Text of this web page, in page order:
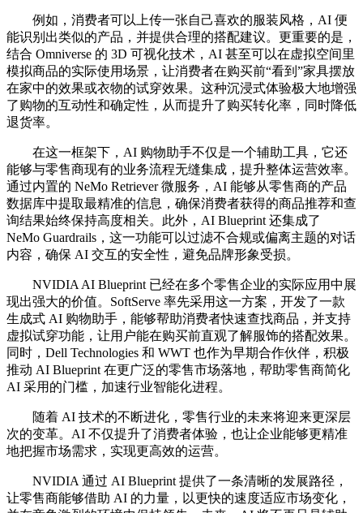
例如，消费者可以上传一张自己喜欢的服装风格，AI 便
能识别出类似的产品，并提供合理的搭配建议。更重要的是，
结合 Omniverse 的 3D 可视化技术，AI 甚至可以在虚拟空间里
模拟商品的实际使用场景，让消费者在购买前“看到”家具摆放
在家中的效果或衣物的试穿效果。这种沉浸式体验极大地增强
了购物的互动性和确定性，从而提升了购买转化率，同时降低
退货率。
在这一框架下，AI 购物助手不仅是一个辅助工具，它还
能够与零售商现有的业务流程无缝集成，提升整体运营效率。
通过内置的 NeMo Retriever 微服务，AI 能够从零售商的产品
数据库中提取最精准的信息，确保消费者获得的商品推荐和查
询结果始终保持高度相关。此外，AI Blueprint 还集成了
NeMo Guardrails，这一功能可以过滤不合规或偏离主题的对话
内容，确保 AI 交互的安全性，避免品牌形象受损。
NVIDIA AI Blueprint 已经在多个零售企业的实际应用中展
现出强大的价值。SoftServe 率先采用这一方案，开发了一款
生成式 AI 购物助手，能够帮助消费者快速查找商品，并支持
虚拟试穿功能，让用户能在购买前直观了解服饰的搭配效果。
同时，Dell Technologies 和 WWT 也作为早期合作伙伴，积极
推动 AI Blueprint 在更广泛的零售市场落地，帮助零售商简化
AI 采用的门槛，加速行业智能化进程。
随着 AI 技术的不断进化，零售行业的未来将迎来更深层
次的变革。AI 不仅提升了消费者体验，也让企业能够更精准
地把握市场需求，实现更高效的运营。
NVIDIA 通过 AI Blueprint 提供了一条清晰的发展路径，
让零售商能够借助 AI 的力量，以更快的速度适应市场变化，